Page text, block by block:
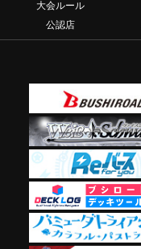
大会ルール
公認店